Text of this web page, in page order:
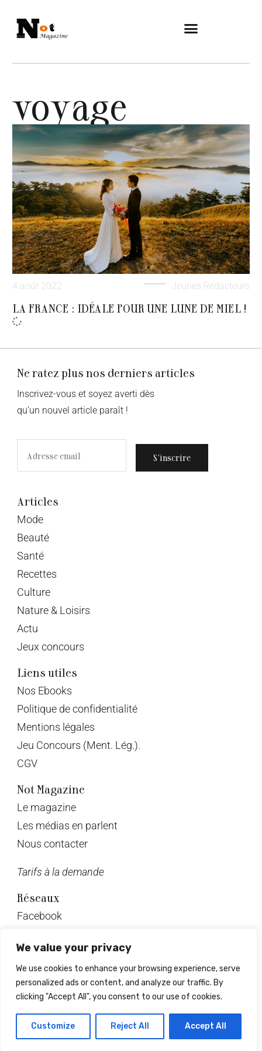
We value your privacy
We use cookies to enhance your browsing experience, serve
personalized ads or content, and analyze our traffic. By
clicking "Accept All", you consent to our use of cookies.
Customize Reject All Accept All
voyage
4 août 2022 Jeunes Rédacteurs
LA FRANCE : IDÉALE POUR UNE LUNE DE MIEL !
Ne ratez plus nos derniers articles
Inscrivez-vous et soyez averti dès
qu’un nouvel article paraît !
S’inscrire
Articles
Mode
Beauté
Santé
Recettes
Culture
Nature & Loisirs
Actu
Jeux concours
Liens utiles
Nos Ebooks
Politique de confidentialité
Mentions légales
Jeu Concours (Ment. Lég.).
CGV
Not Magazine
Le magazine
Les médias en parlent
Nous contacter
Tarifs à la demande
Réseaux
Facebook
Instagram
Pinterest
Linkedin
© Not Magazine 2023
Design & développement : Mrlsagency